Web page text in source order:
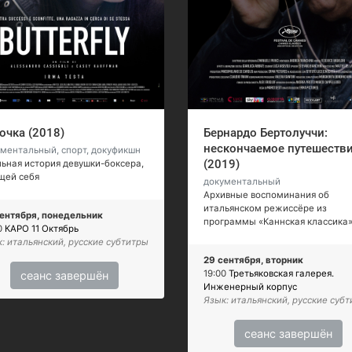
(2018)
спорт, докуфикшн
история девушки-боксера,
себя
понедельник
КАРО 11 Октябрь
итальянский, русские субтитры
сеанс завершён
Бернардо Бертолуччи:
нескончаемое
(2019)
документальный
Архивные воспоминания об
итальянском режиссёре из
программы «Каннская классика»
29 сентября, вторник
19:00 Третьяковская галерея.
Инженерный корпус
Язык: итальянский, русские
сеанс завершён